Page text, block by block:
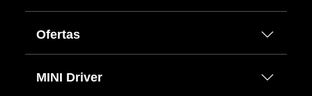
Ofertas
MINI Driver